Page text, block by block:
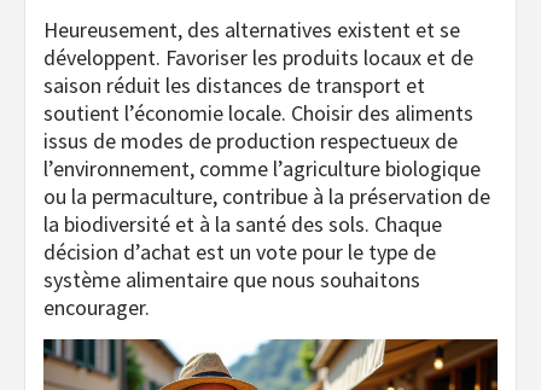
Heureusement, des alternatives existent et se
développent. Favoriser les produits locaux et de
saison réduit les distances de transport et
soutient l’économie locale. Choisir des aliments
issus de modes de production respectueux de
l’environnement, comme l’agriculture biologique
ou la permaculture, contribue à la préservation de
la biodiversité et à la santé des sols. Chaque
décision d’achat est un vote pour le type de
système alimentaire que nous souhaitons
encourager.